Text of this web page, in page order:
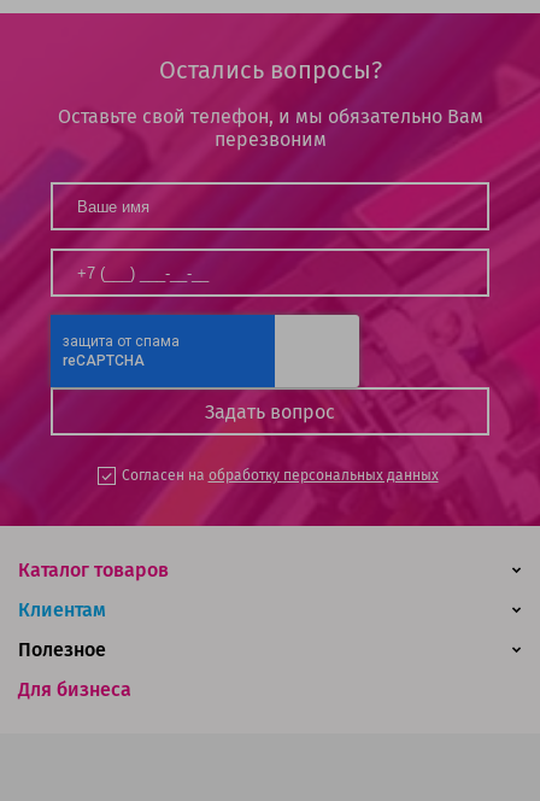
Остались вопросы?
Оставьте свой телефон, и мы обязательно Вам
перезвоним
Согласен на обработку персональных данных
Каталог товаров
Клиентам
Для бизнеса
Полезное